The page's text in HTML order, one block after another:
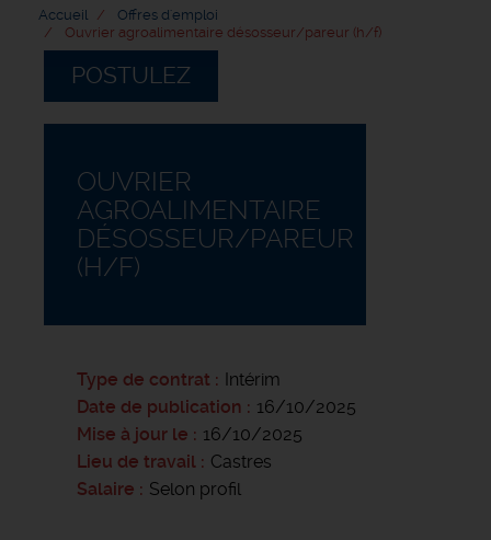
Accueil
Offres d'emploi
Ouvrier agroalimentaire désosseur/pareur (h/f)
POSTULEZ
OUVRIER
AGROALIMENTAIRE
DÉSOSSEUR/PAREUR
(H/F)
Type de contrat
Intérim
Date de publication
16/10/2025
Mise à jour le
16/10/2025
Lieu de travail
Castres
Salaire
Selon profil